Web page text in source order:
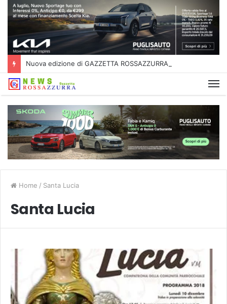
Nuova edizione di GAZZETTA ROSSAZZURRA
Home / Santa Lucia
Santa Lucia